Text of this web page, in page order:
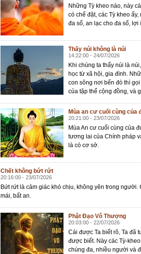
Những Tỳ kheo nào, này
có chế đặt, các Tỳ kheo
đa số, an lạc cho đa số, lợi
Thấy núi không là núi
14:22:00 - 24/07/2026
Khi chúng ta thấy núi là
học từ xã hội, gia đình.
con sông nơi bến đò thì
của tập thể cộng đồng, và
Mùa an cư cuối cùng của
20:21:00 - 23/07/2026
Mùa An cư cuối cùng của
tương lai của Chính pháp
là có cơ sở.
Chết không bứt rứt
20:16:00 - 23/07/2026
Bứt rứt là cảm giác khó chịu, không yên trong người.
mái, bất an.
Phật Đạo Vô Thượng
20:03:00 - 22/07/2026
Cái được Ta biết rõ, Ta đã
được biết. Này các Tỳ-
chúng đa, nhiều người và